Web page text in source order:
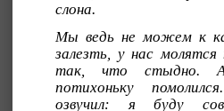
слона.
Мы ведь не можем к
залезть, у нас
так, что стыдно.
потихоньку
озвучил: я буду